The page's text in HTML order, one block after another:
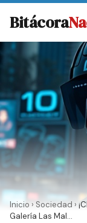
Bitácora
Inicio › Sociedad ›
Galería Las Mal...